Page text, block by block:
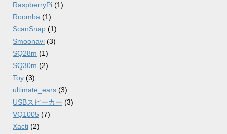
RaspberryPi (1)
Roomba (1)
ScanSnap (1)
Smoonavi (3)
SQ28m (1)
SQ30m (2)
Toy (3)
ultimate_ears (3)
USBスピーカー (3)
VQ1005 (7)
Xacti (2)